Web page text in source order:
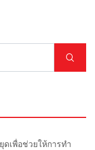
เพื่อช่วยให้การทำ